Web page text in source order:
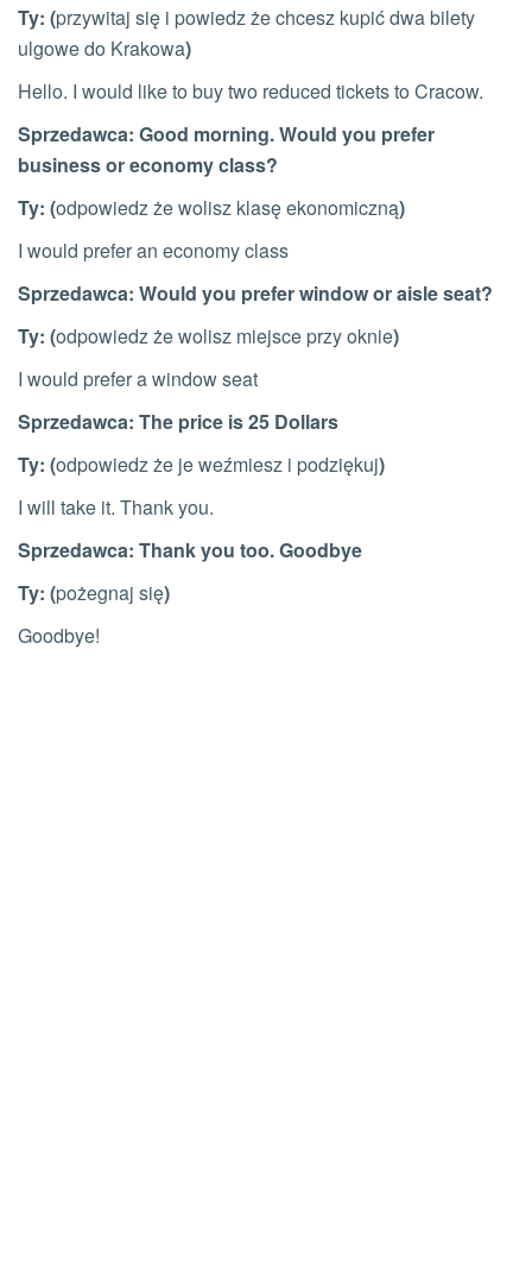
Ty: (przywitaj się i powiedz że chcesz kupić dwa bilety
ulgowe do Krakowa)
Hello. I would like to buy two reduced tickets to Cracow.
Sprzedawca: Good morning. Would you prefer
business or economy class?
Ty: (odpowiedz że wolisz klasę ekonomiczną)
I would prefer an economy class
Sprzedawca: Would you prefer window or aisle seat?
Ty: (odpowiedz że wolisz miejsce przy oknie)
I would prefer a window seat
Sprzedawca: The price is 25 Dollars
Ty: (odpowiedz że je weźmiesz i podziękuj)
I will take it. Thank you.
Sprzedawca: Thank you too. Goodbye
Ty: (pożegnaj się)
Goodbye!